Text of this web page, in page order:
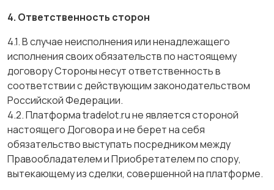
4. Ответственность сторон
4.1. В случае неисполнения или ненадлежащего
исполнения своих обязательств по настоящему
договору Стороны несут ответственность в
соответствии с действующим законодательством
Российской Федерации.
4.2. Платформа tradelot.ru не является стороной
настоящего Договора и не берет на себя
обязательство выступать посредником между
Правообладателем и Приобретателем по спору,
вытекающему из сделки, совершенной на платформе.